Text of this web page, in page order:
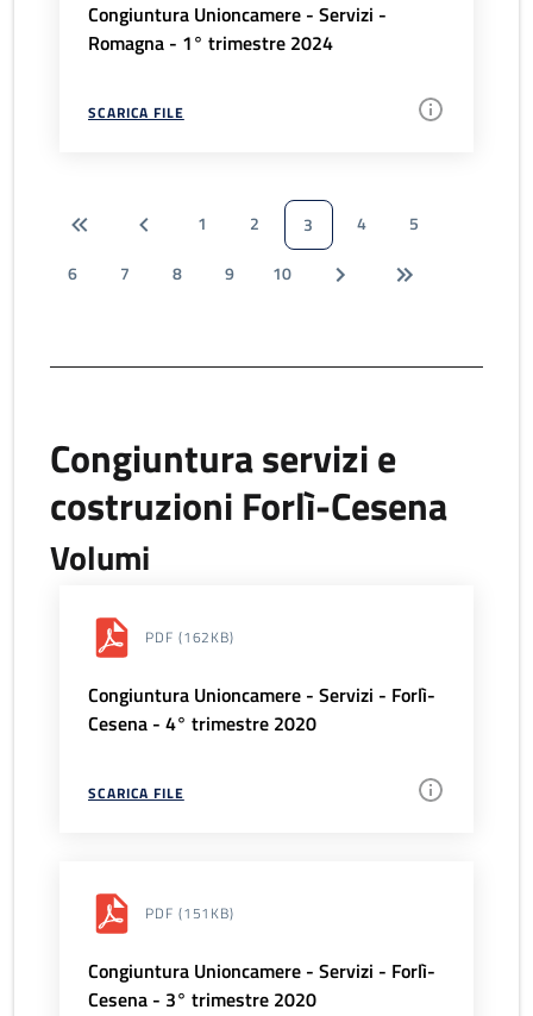
Congiuntura Unioncamere - Servizi -
Romagna - 1° trimestre 2024
SCARICA FILE
1 2 3 4
5
6
7 8 9 10
Congiuntura servizi e
costruzioni Forlì-Cesena
Volumi
PDF (162KB)
Congiuntura Unioncamere - Servizi - Forlì-
Cesena - 4° trimestre 2020
SCARICA FILE
PDF (151KB)
Congiuntura Unioncamere - Servizi - Forlì-
Cesena - 3° trimestre 2020